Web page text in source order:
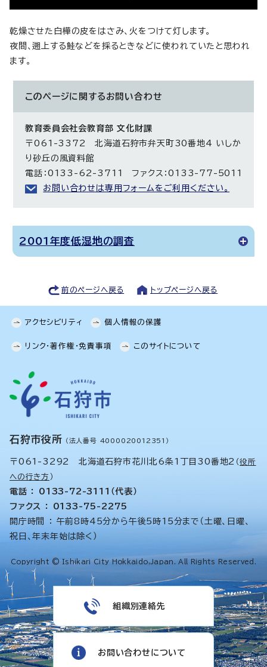
乾燥させた白樺の皮をはさみ、火をつけて灯します。
夜間、遡上する鮭などを採るときなどに使われていたと思われ
ます。
このページに関する お問い合わせ
教育委員会社会教育部 文化財課
〒061-3372 北海道石狩市弁天町30番地4 いしか
り砂丘の風資料館
電話：0133-62-3711 ファクス：0133-77-5011
お問い合わせは専用フォームをご利用ください。
2001年度低湿地の調査
前のページへ戻る トップページへ戻る
アクセシビリティ 個人情報の保護
リンク・著作権・免責事項 このサイトについて
石狩市役所 （法人番号 4000020012351）
〒061-3292 北海道石狩市花川北6条1丁目30番地2 （役所
への行き方 ）
電話 ： 0133-72-3111（代表）
ファクス ： 0133-75-2275
開庁時間 ： 午前8時45分から午後5時15分まで（土曜、日曜、
祝日、年末年始は除く）
Copyright © Ishikari City Hokkaido,Japan. All Rights Reserved.
組織別連絡先
お問い合わせについて